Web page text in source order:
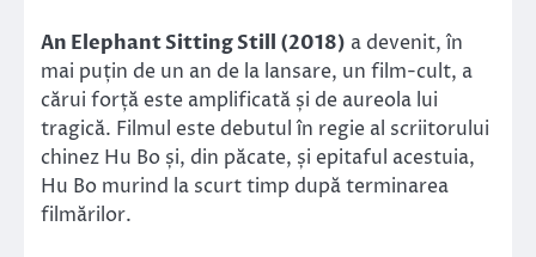
An Elephant Sitting Still (2018) a devenit, în
mai puțin de un an de la lansare, un film-cult, a
cărui forță este amplificată și de aureola lui
tragică. Filmul este debutul în regie al scriitorului
chinez Hu Bo și, din păcate, și epitaful acestuia,
Hu Bo murind la scurt timp după terminarea
filmărilor.